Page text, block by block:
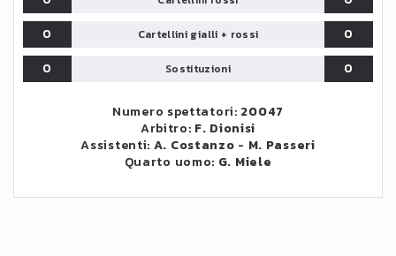
0
Cartellini gialli + rossi
0
0
Sostituzioni 0
Numero spettatori: 20047
Arbitro: F. Dionisi
Assistenti: A. Costanzo - M. Passeri
Quarto uomo: G. Miele